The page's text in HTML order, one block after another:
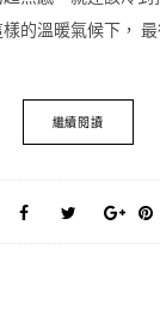
的溫暖氣候下，
繼續閱讀